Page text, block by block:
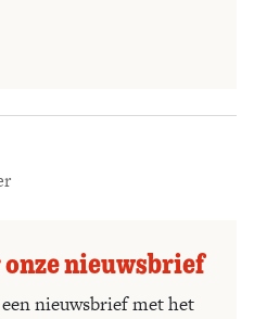
nieuwsbrief
nieuwsbrief met het